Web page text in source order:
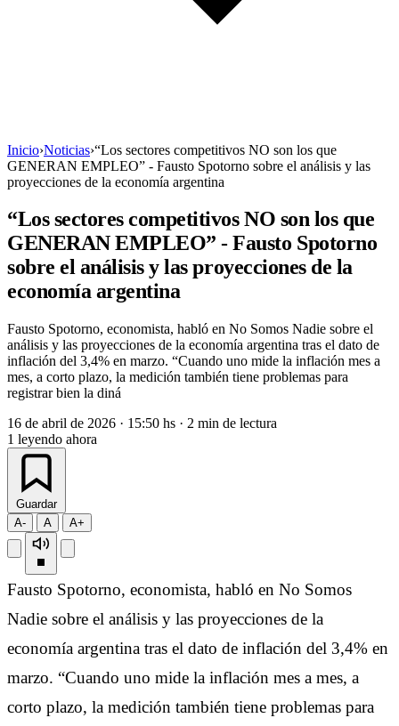
Inicio›Noticias›“Los sectores competitivos NO son los que
GENERAN EMPLEO” - Fausto Spotorno sobre el análisis y las
proyecciones de la economía argentina
“Los sectores competitivos NO son los que
GENERAN EMPLEO” - Fausto Spotorno
sobre el análisis y las proyecciones de la
economía argentina
Fausto Spotorno, economista, habló en No Somos Nadie sobre el
análisis y las proyecciones de la economía argentina tras el dato de
inflación del 3,4% en marzo. “Cuando uno mide la inflación mes a
mes, a corto plazo, la medición también tiene problemas para
registrar bien la diná
16 de abril de 2026 · 15:50 hs · 2 min de lectura
1 leyendo ahora
Guardar
A-
A A+
Fausto Spotorno, economista, habló en No Somos
Nadie sobre el análisis y las proyecciones de la
economía argentina tras el dato de inflación del 3,4% en
marzo. “Cuando uno mide la inflación mes a mes, a
corto plazo, la medición también tiene problemas para